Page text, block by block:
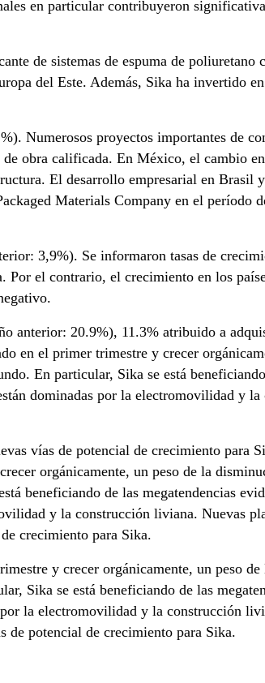
en particular contribuyeron
de sistemas de espuma de poliuretano
del Este. Además, Sika ha invertido
Numerosos proyectos importantes de
de obra calificada. En México, el cambio
El desarrollo empresarial en Brasil
Materials Company en el período
3,9%). Se informaron tasas de
el contrario, el crecimiento en los
anterior: 20.9%), 11.3% atribuido a
en el primer trimestre y crecer
En particular, Sika se está
dominadas por la electromovilidad y
vías de potencial de crecimiento para
orgánicamente, un peso de la
beneficiando de las megatendencias
y la construcción liviana. Nuevas
crecimiento para Sika.
y crecer orgánicamente, un peso
Sika se está beneficiando de las
la electromovilidad y la construcción
de potencial de crecimiento para Sika.